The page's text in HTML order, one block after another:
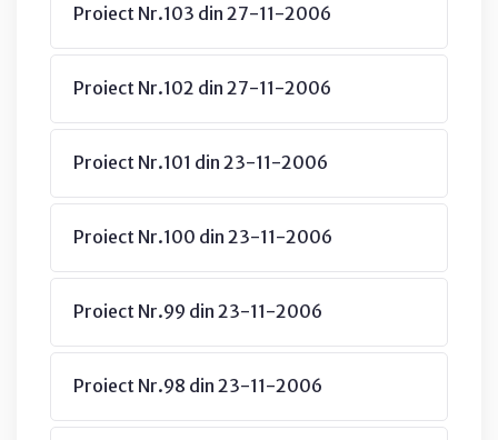
Proiect Nr.103 din 27-11-2006
Proiect Nr.102 din 27-11-2006
Proiect Nr.101 din 23-11-2006
Proiect Nr.100 din 23-11-2006
Proiect Nr.99 din 23-11-2006
Proiect Nr.98 din 23-11-2006